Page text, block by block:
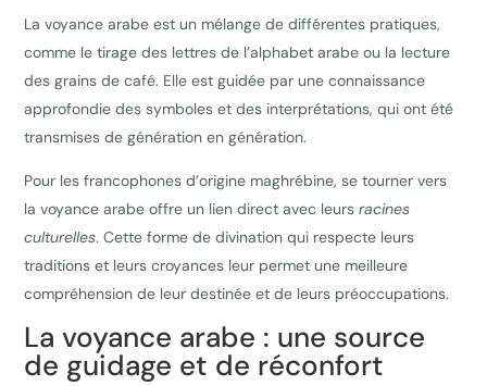
La voyance arabe est un mélange de différentes pratiques,
comme le tirage des lettres de l’alphabet arabe ou la lecture
des grains de café. Elle est guidée par une connaissance
approfondie des symboles et des interprétations, qui ont été
transmises de génération en génération.
Pour les francophones d’origine maghrébine, se tourner vers
la voyance arabe offre un lien direct avec leursracines
culturelles. Cette forme de divination qui respecte leurs
traditions et leurs croyances leur permet une meilleure
compréhension de leur destinée et de leurs préoccupations.
La voyance arabe : une source
de guidage et de réconfort